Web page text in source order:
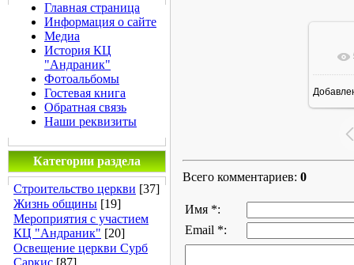
Главная страница
Информация о сайте
Медиа
История КЦ
"Андраник"
Фотоальбомы
Гостевая книга
Обратная связь
Наши реквизиты
Категории раздела
Строительство церкви [37]
Жизнь общины [19]
Мероприятия с участием
КЦ "Андраник" [20]
Освещение церкви Сурб
Саркис [87]
Всего комментариев: 0
Имя *:
Email *: